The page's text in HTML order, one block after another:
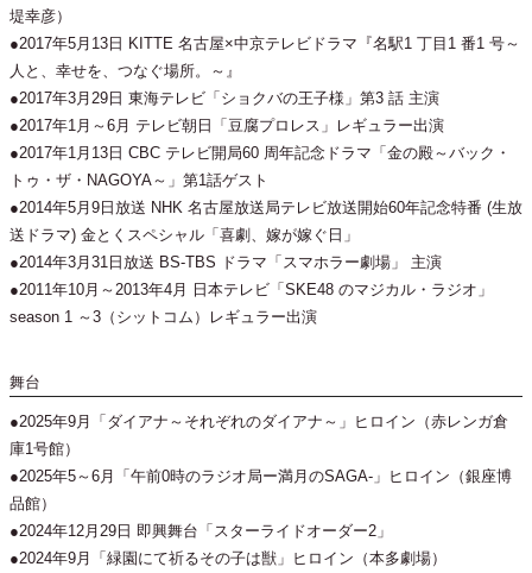
堤幸彦）
●2017年5月13日 KITTE 名古屋×中京テレビドラマ『名駅1 丁目1 番1 号～
人と、幸せを、つなぐ場所。～』
●2017年3月29日 東海テレビ「ショクバの王子様」第3 話 主演
●2017年1月～6月 テレビ朝日「豆腐プロレス」レギュラー出演
●2017年1月13日 CBC テレビ開局60 周年記念ドラマ「金の殿～バック・
トゥ・ザ・NAGOYA～」第1話ゲスト
●2014年5月9日放送 NHK 名古屋放送局テレビ放送開始60年記念特番 (生放
送ドラマ) 金とくスペシャル「喜劇、嫁が嫁ぐ日」
●2014年3月31日放送 BS-TBS ドラマ「スマホラー劇場」 主演
●2011年10月～2013年4月 日本テレビ「SKE48 のマジカル・ラジオ」
season 1 ～3（シットコム）レギュラー出演
舞台
●2025年9月「ダイアナ～それぞれのダイアナ～」ヒロイン（赤レンガ倉
庫1号館）
●2025年5～6月「午前0時のラジオ局ー満月のSAGA-」ヒロイン（銀座博
品館）
●2024年12月29日 即興舞台「スターライドオーダー2」
●2024年9月「緑園にて祈るその子は獣」ヒロイン（本多劇場）